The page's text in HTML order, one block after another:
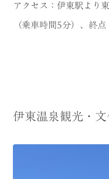
アクセス：伊東駅より
（乗車時間5分）、終
伊東温泉観光・